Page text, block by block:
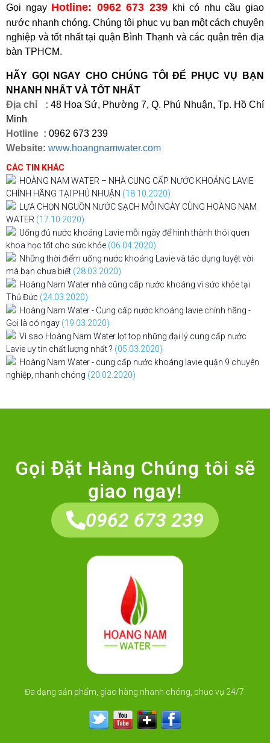
Gọi ngay Hotline: 0962 673 239 khi có nhu cầu giao
nước nhanh chóng. Chúng tôi phục vụ bạn một cách chuyên
nghiệp và tốt nhất tại quận Bình Thạnh và các quận trên địa
bàn TPHCM.
HÃY GỌI NGAY CHO CHÚNG TÔI ĐỂ PHỤC VỤ BẠN
NHANH NHẤT VÀ TỐT NHẤT
Địa chỉ : 48 Hoa Sứ, Phường 7, Q. Phú Nhuận, Tp. Hồ Chí
Minh
Hotline : 0962 673 239
Website: www.hoangnamwater.com
CÁC TIN KHÁC
HOÀNG NAM WATER – NHÀ CUNG CẤP NƯỚC KHOÁNG LAVIE
CHÍNH HÃNG TẠI PHÚ NHUẬN (18.10.2020)
LỰA CHỌN NGUỒN NƯỚC SẠCH MỖI NGÀY CÙNG HOÀNG NAM
WATER (17.10.2020)
Uống đủ nước khoáng Lavie mỗi ngày để hình thành thói quen
khoa học tốt cho sức khỏe (06.04.2020)
Những thời điểm uống nước khoáng Lavie và tác dụng tuyệt vời
mà bạn chưa biết (28.03.2020)
Hoàng Nam Water nhà cũng cấp nước khoáng vì sức khỏe tại
Thủ Đức (24.03.2020)
Hoàng Nam Water - Cung cấp nước khoáng lavie chính hãng -
Gọi là có ngay (19.03.2020)
Vì sao Hoàng Nam Water lọt top những đại lý cung cấp nước
Lavie uy tín chất lượng nhất ? (05.03.2020)
Hoàng Nam Water - cung cấp nước khoáng lavie quận 9 chuyên
nghiệp, nhanh chóng (20.02.2020)
Gọi Đặt Hàng Chúng tôi sẽ
giao ngay!
0962 673 239
Đa dạng sản phẩm, giao hàng nhanh chóng, phục vụ 24/7.